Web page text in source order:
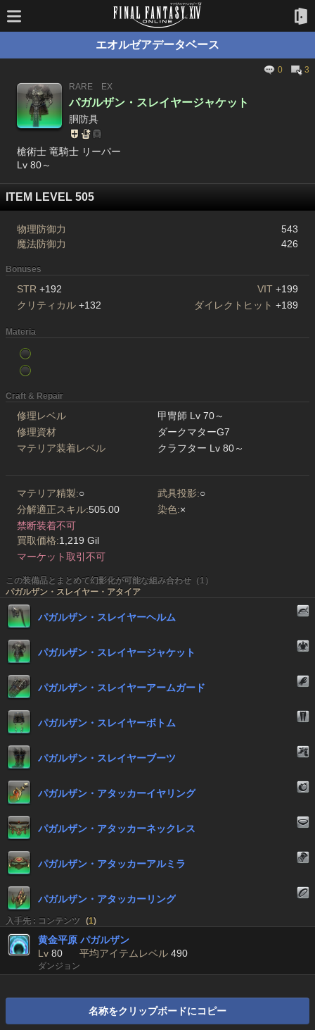
エオルゼアデータベース
0
3
RARE
EX
パガルザン・スレイヤージャケット
胴防具
槍術士 竜騎士 リーパー
Lv 80～
ITEM LEVEL 505
物理防御力
543
魔法防御力
426
Bonuses
STR +192 VIT +199
クリティカル +132 ダイレクトヒット +189
Materia
Craft & Repair
修理レベル
甲冑師 Lv 70～
修理資材
ダークマターG7
マテリア装着レベル
クラフター Lv 80～
マテリア精製:○ 武具投影:○
分解適正スキル:505.00 染色:×
禁断装着不可
買取価格:1,219 Gil
マーケット取引不可
この装備品とまとめて幻影化が可能な組み合わせ（1）
パガルザン・スレイヤー・アタイア
パガルザン・スレイヤーヘルム
パガルザン・スレイヤージャケット
パガルザン・スレイヤーアームガード
パガルザン・スレイヤーボトム
パガルザン・スレイヤーブーツ
パガルザン・アタッカーイヤリング
パガルザン・アタッカーネックレス
パガルザン・アタッカーアルミラ
パガルザン・アタッカーリング
入手先 : コンテンツ (1)
黄金平原 パガルザン
Lv 80 平均アイテムレベル 490
ダンジョン
名称をクリップボードにコピー